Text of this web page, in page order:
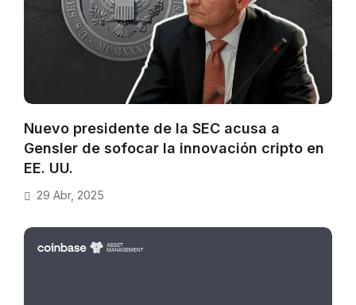
Nuevo presidente de la SEC acusa a
Gensler de sofocar la innovación cripto en
EE. UU.
29 Abr, 2025